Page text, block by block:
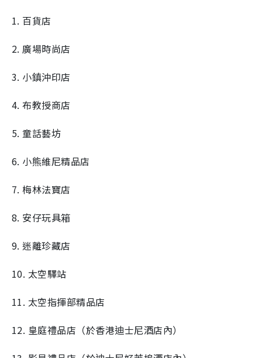
1. 百貨店
2. 廣場時尚店
3. 小鎮沖印店
4. 布教授商店
5. 童話藝坊
6. 小熊維尼精品店
7. 梅林法寶店
8. 安仔玩具箱
9. 迷離珍藏店
10. 太空驛站
11. 太空指揮部精品店
12. 皇庭禮品店（於香港迪士尼酒店內）